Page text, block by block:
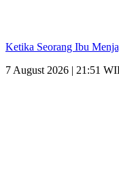
Ketika Seorang Ibu
7 August 2026 | 21:51